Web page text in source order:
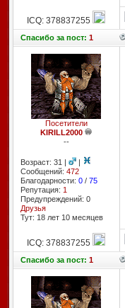
ICQ: 378837255
Спасибоза пост: 1
Посетители
KIRILL2000
--
Возраст: 31 |
|
Сообщений: 472
Благодарности: 0/ 75
Репутация: 1
Предупреждений: 0
Друзья
Тут: 18 лет 10 месяцев
ICQ: 378837255
Спасибоза пост: 1